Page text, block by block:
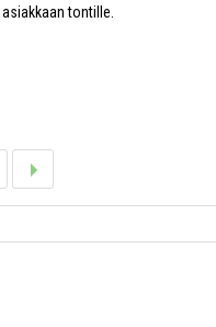
asiakkaan tontille.